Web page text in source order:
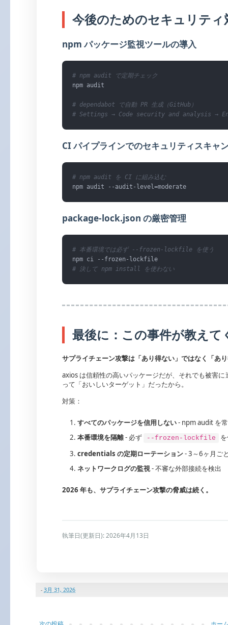
今後のためのセキュリティ
npm パッケージ監視ツールの導入
# npm audit で定期チェック
npm audit
# dependabot で自動 PR 生成（GitHub）
# Settings → Code security and analysis →
CI パイプラインでのセキュリティスキャ
# npm audit を CI に組み込む
npm audit --audit-level=moderate
package-lock.json の厳密管理
# 本番環境では必ず --frozen-lockfile を使う
# 決して npm install を使わない
最後に：この事件が教えて
サプライチェーン攻撃は「あり得ない」ではなく「あ
axios は信頼性の高いパッケージだが、それでも被害
って「おいしいターゲット」だったから。
対策：
すべてのパッケージを信用しない- npm audit を
本番環境を隔離- 必ず --frozen-lockfile
credentials の定期ローテーション- 3～6ヶ月ご
ネットワークログの監視- 不審な外部接続を検出
2026 年も、サプライチェーン攻撃の脅威は続く。
執筆日(更新日): 2026年4月13日
- 3月 31, 2026